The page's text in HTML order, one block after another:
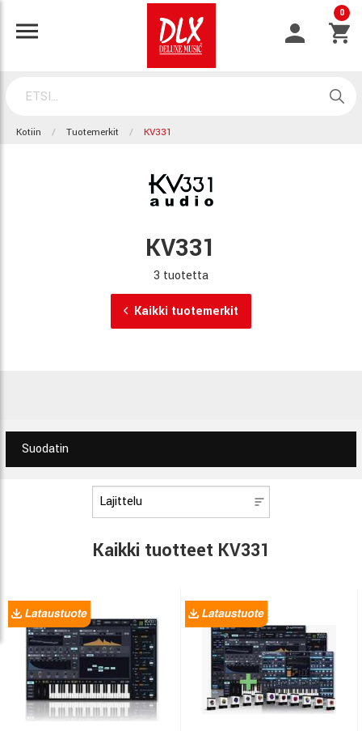
0
Kotiin Tuotemerkit KV331
KV331
3 tuotetta
Kaikki tuotemerkit
Suodatin
Kaikki tuotteet KV331